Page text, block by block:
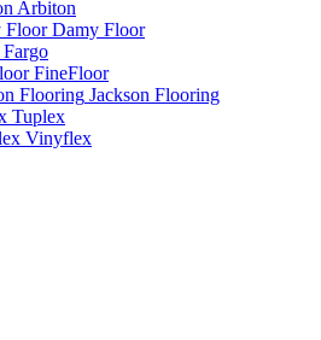
Arbiton
Damy Floor
Fargo
FineFloor
Jackson Flooring
Tuplex
Vinyflex